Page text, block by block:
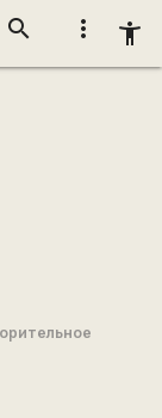
more_vert accessibility_new
search